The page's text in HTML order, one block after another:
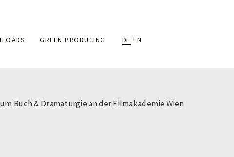
GREEN PRODUCING DE EN
Buch & Dramaturgie an der Filmakademie Wien